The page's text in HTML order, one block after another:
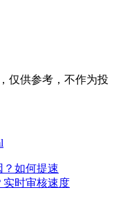
仅供参考，不作为投
？如何提速
实时审核速度